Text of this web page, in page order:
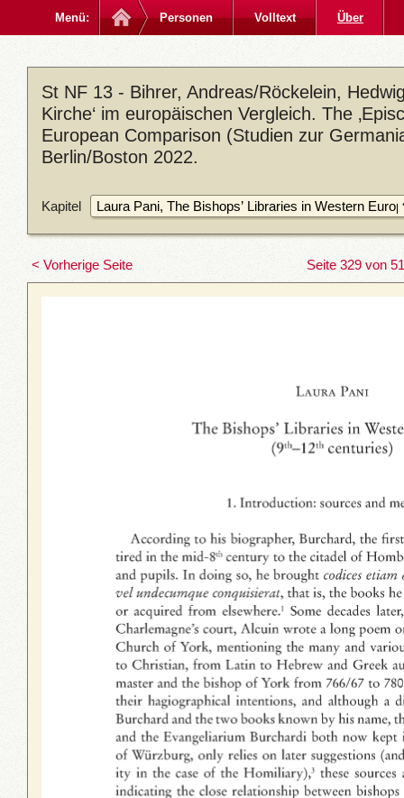
Menü: Personen Volltext Über
St NF 13 - Bihrer, Andreas/Röckelein,
Kirche‘ im europäischen Vergleich. The
European Comparison (Studien zur
Berlin/Boston 2022.
Kapitel
< Vorherige Seite Seite 329 von